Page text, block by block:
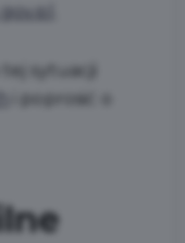
sytuacji
i poprosić o